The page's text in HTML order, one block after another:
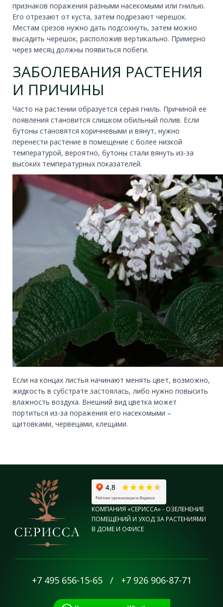
признаков поражения разными насекомыми или гнилью.
Его отрезают от куста, затем подрезают черешок.
Местам срезов нужно дать подсохнуть, затем можно
высадить черешок, расположив вертикально. Примерно
через месяц должны появиться побеги.
ЗАБОЛЕВАНИЯ РАСТЕНИЯ
И ПРИЧИНЫ
Часто на растении образуется серая гниль. Причиной ее
появления становится слишком обильный полив. Если
бутоны становятся коричневыми и вянут, нужно
перенести растение в помещение с более низкой
температурой, вероятно, бутоны стали вянуть из-за
высоких температурных показателей.
Если на концах листья начинают менять цвет, возможно,
жидкость в субстрате застоялась, либо нужно повысить
влажность воздуха. Внешний вид цветка может
портиться из-за поражения его насекомыми –
щитовками, червецами, клещами.
КОМПАНИЯ «СЕРИССА» - ОЗЕЛЕНЕНИЕ
ПОМЕЩЕНИЙ И УХОД ЗА РАСТЕНИЯМИ
В ДОМЕ И ОФИСЕ
+7 495 656-15-65 / +7 926 906-87-71